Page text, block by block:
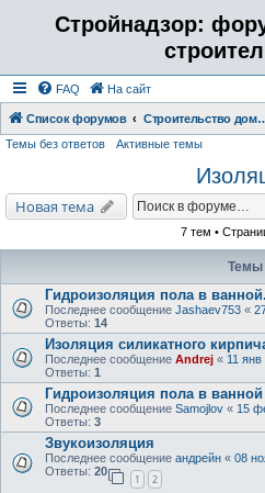
Стройнадзор:
FAQ На сайт
Список форумов Строительство дома, бани,
Темы без ответов Активные темы
Новая тема
7 тем •
Темы
Гидроизоляция пола в ванной.
Последнее сообщение Jashaev753 «
Ответы: 14
Изоляция силикатного
Последнее сообщение Andrej « 11
Ответы: 1
Гидроизоляция пола в ванной
Последнее сообщение Samojlov « 15
Ответы: 3
Звукоизоляция
Последнее сообщение андрейн « 08
Ответы: 20
1 2